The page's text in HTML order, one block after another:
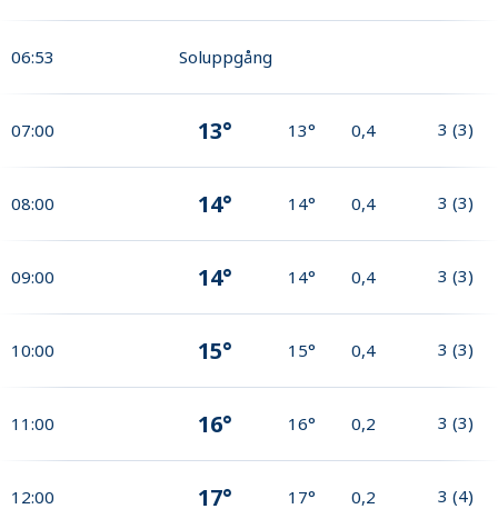
06:53 Soluppgång
07:00 13° 13° 0,4 3 (3)
08:00 14° 14° 0,4 3 (3)
09:00 14° 14° 0,4 3 (3)
10:00 15° 15° 0,4 3 (3)
11:00 16° 16° 0,2 3 (3)
12:00 17° 17° 0,2 3 (4)